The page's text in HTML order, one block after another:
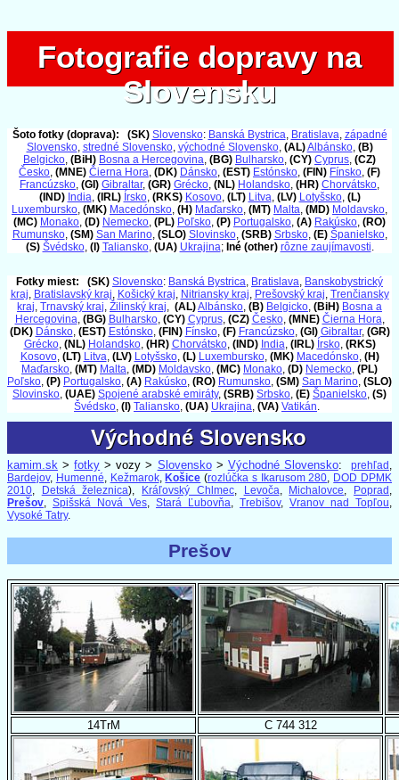
Fotografie dopravy na
Slovensku
Fotografie dopravy na
Slovensku
Šoto fotky (doprava): (SK) Slovensko: Banská Bystrica, Bratislava, západné
Slovensko, stredné Slovensko, východné Slovensko, (AL)Albánsko, (B)
Belgicko, (BiH) Bosna a Hercegovina, (BG) Bulharsko, (CY) Cyprus, (CZ)
Česko, (MNE) Čierna Hora, (DK) Dánsko, (EST) Estónsko, (FIN) Fínsko, (F)
Francúzsko, (GI) Gibraltar, (GR) Grécko, (NL) Holandsko, (HR) Chorvátsko,
(IND) India, (IRL) Írsko, (RKS) Kosovo, (LT) Litva, (LV) Lotyšsko, (L)
Luxembursko, (MK) Macedónsko, (H) Maďarsko, (MT) Malta, (MD) Moldavsko,
(MC) Monako, (D) Nemecko, (PL) Poľsko, (P) Portugalsko, (A) Rakúsko, (RO)
Rumunsko, (SM) San Marino, (SLO) Slovinsko, (SRB) Srbsko, (E) Španielsko,
(S) Švédsko, (I) Taliansko, (UA) Ukrajina; Iné (other) rôzne zaujímavosti.
Fotky miest: (SK) Slovensko: Banská Bystrica, Bratislava, Banskobystrický
kraj, Bratislavský kraj, Košický kraj, Nitriansky kraj, Prešovský kraj, Trenčiansky
kraj, Trnavský kraj, Žilinský kraj, (AL)Albánsko, (B) Belgicko, (BiH) Bosna a
Hercegovina, (BG) Bulharsko, (CY) Cyprus, (CZ) Česko, (MNE) Čierna Hora,
(DK) Dánsko, (EST) Estónsko, (FIN) Fínsko, (F) Francúzsko, (GI) Gibraltar, (GR)
Grécko, (NL) Holandsko, (HR) Chorvátsko, (IND) India, (IRL) Írsko, (RKS)
Kosovo, (LT) Litva, (LV) Lotyšsko, (L) Luxembursko, (MK) Macedónsko, (H)
Maďarsko, (MT) Malta, (MD) Moldavsko, (MC) Monako, (D) Nemecko, (PL)
Poľsko, (P) Portugalsko, (A) Rakúsko, (RO) Rumunsko, (SM) San Marino, (SLO)
Slovinsko, (UAE) Spojené arabské emiráty, (SRB) Srbsko, (E) Španielsko, (S)
Švédsko, (I) Taliansko, (UA) Ukrajina, (VA) Vatikán.
Východné Slovensko
Východné Slovensko
kamim.sk >fotky > vozy > Slovensko> Východné Slovensko: prehľad ,
Bardejov, Humenné, Kežmarok, Košice (rozlúčka s Ikarusom 280, DOD DPMK
2010, Detská železnica), Kráľovský Chlmec, Levoča, Michalovce, Poprad ,
Prešov, Spišská Nová Ves, Stará Ľubovňa, Trebišov, Vranov nad Topľou,
Vysoké Tatry.
Prešov
14TrM C 744 312